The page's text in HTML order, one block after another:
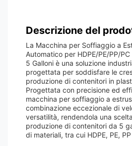
Descrizione del
La Macchina per Soffiaggio a
Automatico per HDPE/PE/PP/
5 Galloni è una soluzione
progettata per soddisfare le
produzione di contenitori in
Progettata con precisione ed
macchina per soffiaggio a
combinazione eccezionale di
versatilità, rendendola una
produzione di contenitori da 5
di materiali, tra cui HDPE, PE,